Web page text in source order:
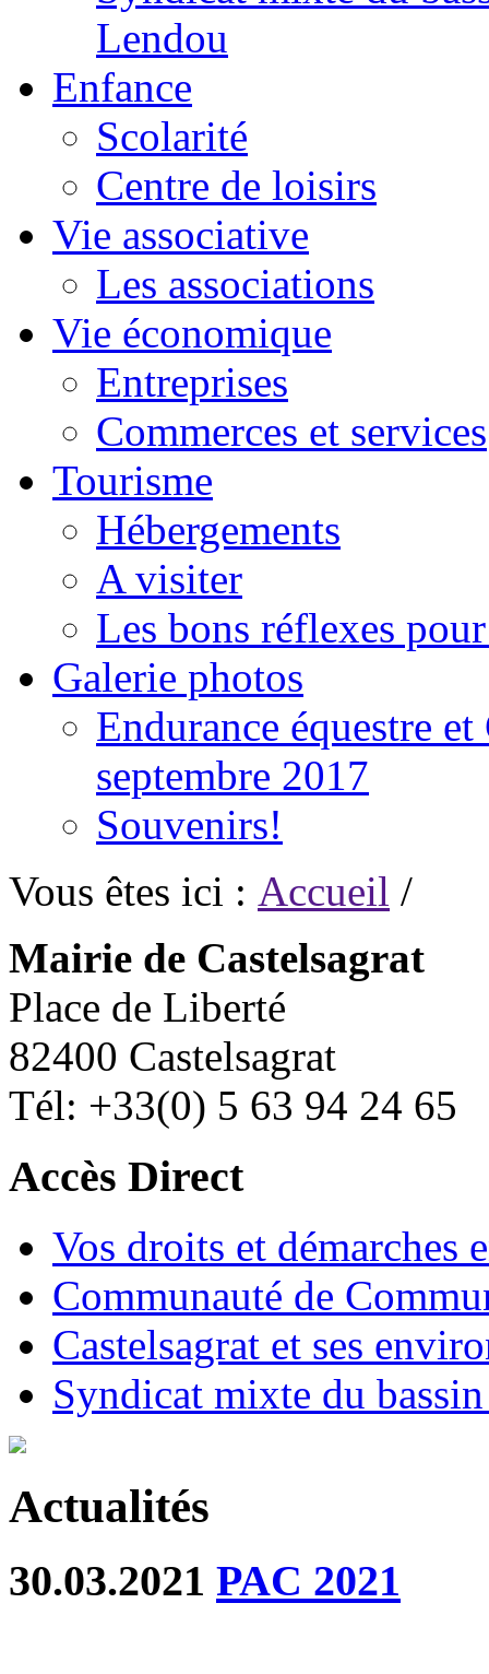
Lendou
Enfance
Scolarité
Centre de loisirs
Vie associative
Les associations
Vie économique
Entreprises
Commerces et services
Tourisme
Hébergements
A visiter
Les bons réflexes
Galerie photos
Endurance équestre
septembre 2017
Souvenirs!
Vous êtes ici : Accueil /
Mairie de Castelsagrat
Place de Liberté
82400 Castelsagrat
Tél: +33(0) 5 63 94 24 65
Accès Direct
Vos droits et démarches
Communauté de
Castelsagrat et ses
Syndicat mixte du
Actualités
30.03.2021 PAC 2021